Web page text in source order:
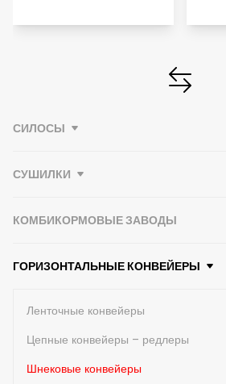
СИЛОСЫ
СУШИЛКИ
КОМБИКОРМОВЫЕ ЗАВОДЫ
ГОРИЗОНТАЛЬНЫЕ КОНВЕЙЕРЫ
Ленточные конвейеры
Цепные конвейеры – редлеры
Шнековые конвейеры